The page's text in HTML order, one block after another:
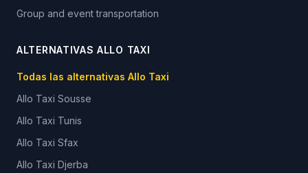
Group and event transportation
ALTERNATIVAS ALLO TAXI
Todas las alternativas Allo Taxi
Allo Taxi Sousse
Allo Taxi Tunis
Allo Taxi Sfax
Allo Taxi Djerba